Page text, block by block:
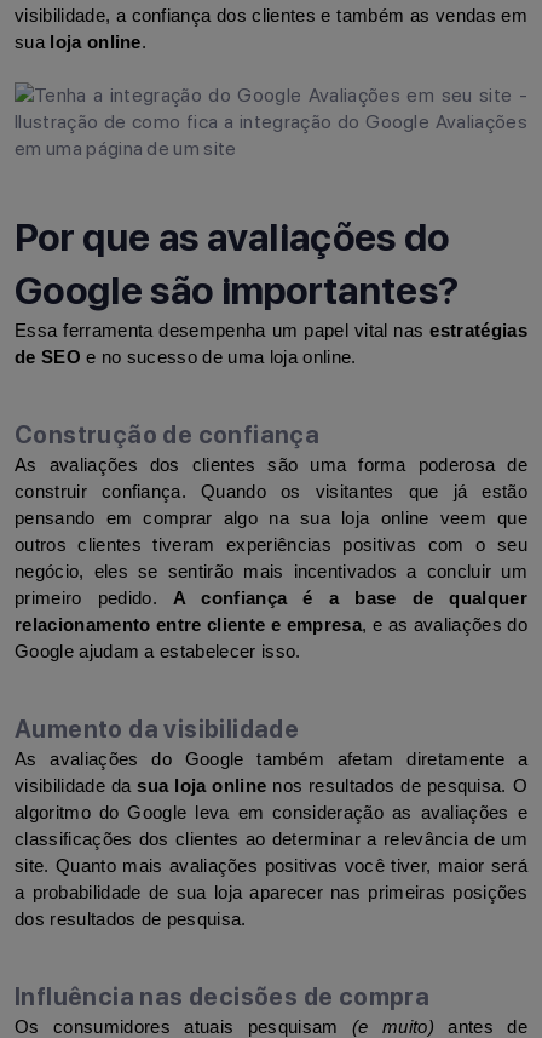
visibilidade, a confiança dos clientes e também as vendas em
sua loja online.
Por que as avaliações do
Google são importantes?
Essa ferramenta desempenha um papel vital nas estratégias
de SEO e no sucesso de uma loja online.
Construção de confiança
As avaliações dos clientes são uma forma poderosa de
construir confiança. Quando os visitantes que já estão
pensando em comprar algo na sua loja online veem que
outros clientes tiveram experiências positivas com o seu
negócio, eles se sentirão mais incentivados a concluir um
primeiro pedido. A confiança é a base de qualquer
relacionamento entre cliente e empresa, e as avaliações do
Google ajudam a estabelecer isso.
Aumento da visibilidade
As avaliações do Google também afetam diretamente a
visibilidade da sua loja online nos resultados de pesquisa. O
algoritmo do Google leva em consideração as avaliações e
classificações dos clientes ao determinar a relevância de um
site. Quanto mais avaliações positivas você tiver, maior será
a probabilidade de sua loja aparecer nas primeiras posições
dos resultados de pesquisa.
Influência nas decisões de compra
Os consumidores atuais pesquisam (e muito) antes de